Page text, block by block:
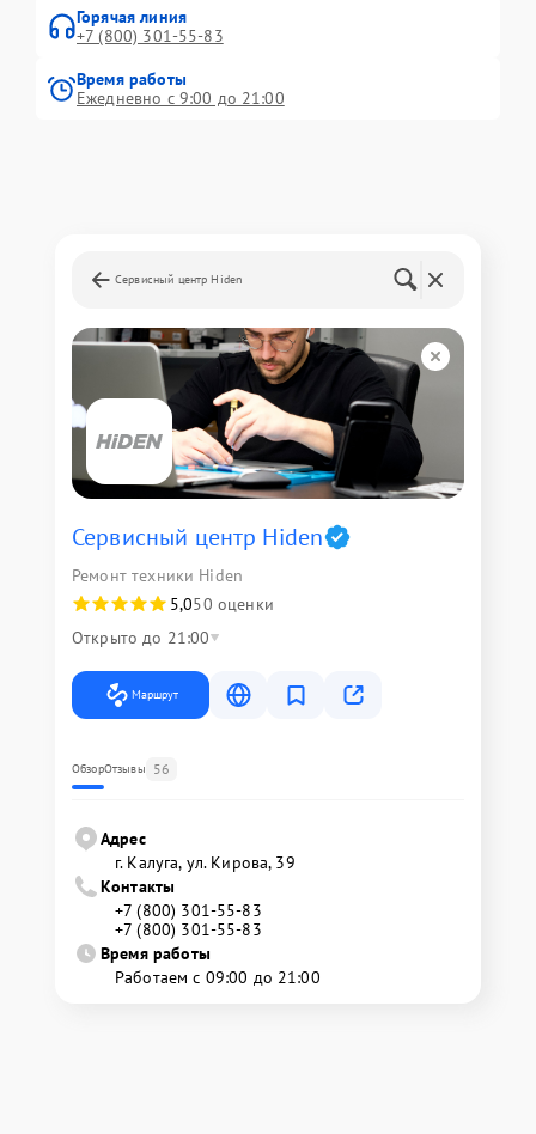
Горячая линия
+7 (800) 301-55-83
Время работы
Ежедневно с 9:00 до 21:00
Сервисный центр Hiden
Сервисный центр Hiden
Ремонт техники Hiden
5,050 оценки
Открыто до 21:00
Маршрут
ОбзорОтзывы 56
Адрес
г. Калуга, ул. Кирова, 39
Контакты
+7 (800) 301-55-83
+7 (800) 301-55-83
Время работы
Работаем с 09:00 до 21:00